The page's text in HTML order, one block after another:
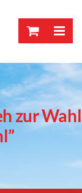
zur Wahl